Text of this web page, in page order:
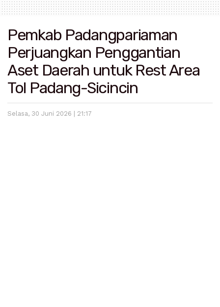
Pemkab Padangpariaman
Perjuangkan Penggantian
Aset Daerah untuk Rest Area
Tol Padang-Sicincin
Selasa, 30 Juni 2026 | 21:17